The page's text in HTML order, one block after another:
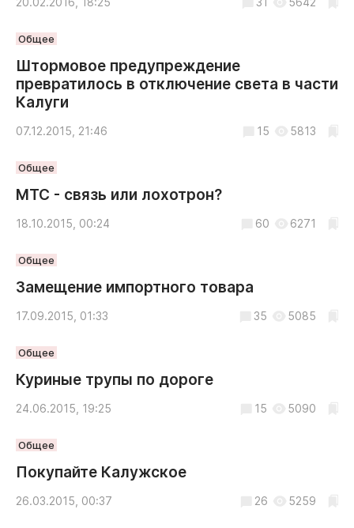
Общее
Штормовое предупреждение
превратилось в отключение света в части
Калуги
07.12.2015, 21:46 15 5813
Общее
МТС - связь или лохотрон?
18.10.2015, 00:24 60 6271
Общее
Замещение импортного товара
17.09.2015, 01:33 35 5085
Общее
Куриные трупы по дороге
24.06.2015, 19:25 15 5090
Общее
Покупайте Калужское
26.03.2015, 00:37 26 5259